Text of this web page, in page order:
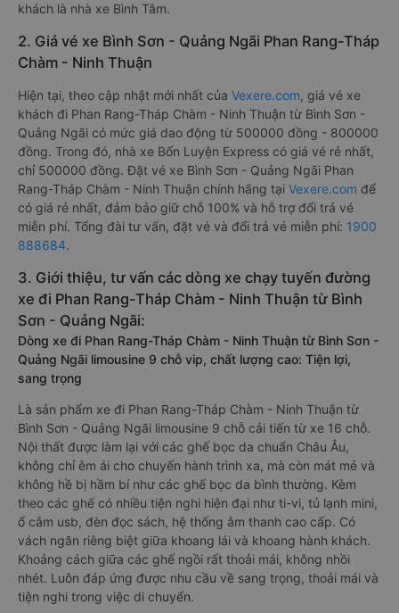
khách là nhà xe Bình Tâm.
2. Giá vé xe Bình Sơn - Quảng Ngãi Phan Rang-Tháp
Chàm - Ninh Thuận
Hiện tại, theo cập nhật mới nhất của Vexere.com, giá vé xe
khách đi Phan Rang-Tháp Chàm - Ninh Thuận từ Bình Sơn -
Quảng Ngãi có mức giá dao động từ 500000 đồng - 800000
đồng. Trong đó, nhà xe Bốn Luyện Express có giá vé rẻ nhất,
chỉ 500000 đồng. Đặt vé xe Bình Sơn - Quảng Ngãi Phan
Rang-Tháp Chàm - Ninh Thuận chính hãng tại Vexere.com để
có giá rẻ nhất, đảm bảo giữ chỗ 100% và hỗ trợ đổi trả vé
miễn phí. Tổng đài tư vấn, đặt vé và đổi trả vé miễn phí: 1900
888684.
3. Giới thiệu, tư vấn các dòng xe chạy tuyến đường
xe đi Phan Rang-Tháp Chàm - Ninh Thuận từ Bình
Sơn - Quảng Ngãi:
Dòng xe đi Phan Rang-Tháp Chàm - Ninh Thuận từ Bình Sơn -
Quảng Ngãi limousine 9 chỗ vip, chất lượng cao: Tiện lợi,
sang trọng
Là sản phẩm xe đi Phan Rang-Tháp Chàm - Ninh Thuận từ
Bình Sơn - Quảng Ngãi limousine 9 chỗ cải tiến từ xe 16 chỗ.
Nội thất được làm lại với các ghế bọc da chuẩn Châu Âu,
không chỉ êm ái cho chuyến hành trình xa, mà còn mát mẻ và
không hề bị hầm bí như các ghế bọc da bình thường. Kèm
theo các ghế có nhiều tiện nghi hiện đại như ti-vi, tủ lạnh mini,
ổ cắm usb, đèn đọc sách, hệ thống âm thanh cao cấp. Có
vách ngăn riêng biệt giữa khoang lái và khoang hành khách.
Khoảng cách giữa các ghế ngồi rất thoải mái, không nhồi
nhét. Luôn đáp ứng được nhu cầu về sang trọng, thoải mái và
tiện nghi trong việc di chuyển.